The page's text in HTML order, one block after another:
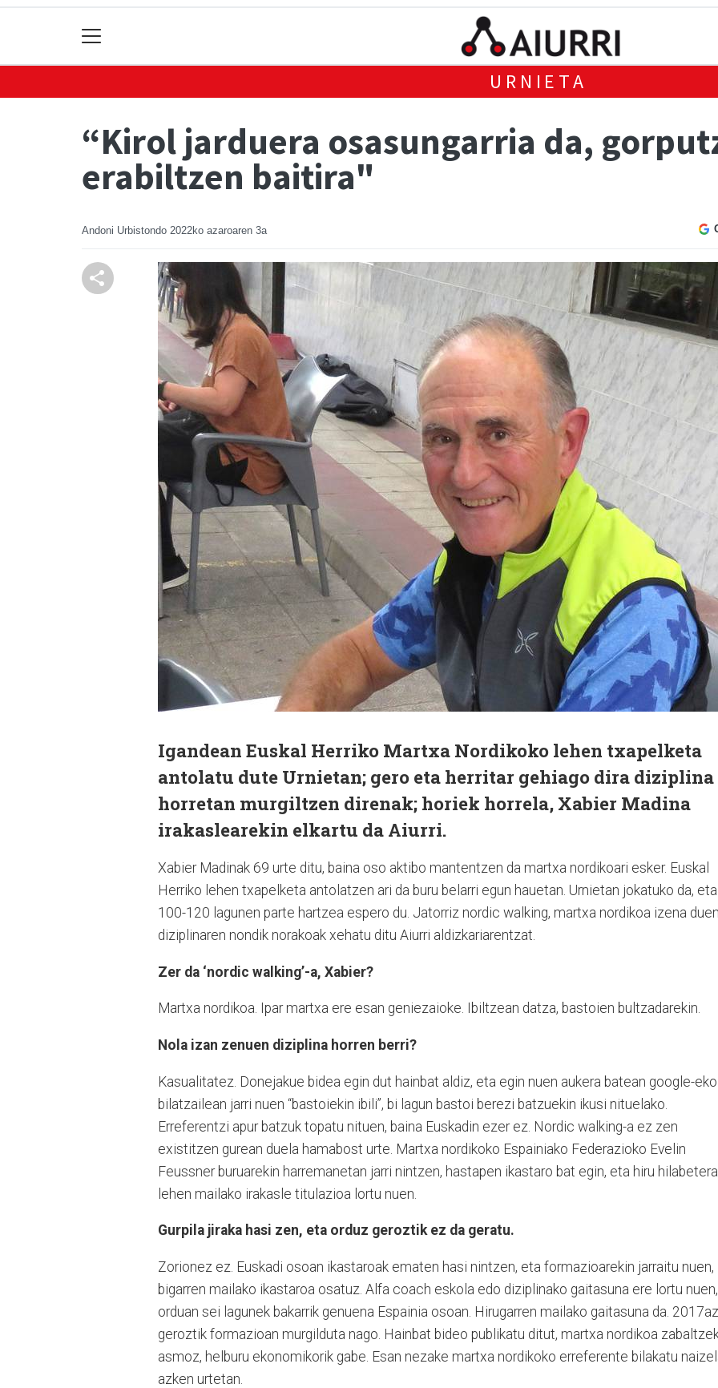
URNIETA
“Kirol jarduera osasungarria da,
erabiltzen baitira"
Andoni Urbistondo 2022ko azaroaren 3a
Igandean Euskal Herriko Martxa Nordikoko lehen txapelketa
antolatu dute Urnietan; gero eta herritar gehiago dira diziplina
horretan murgiltzen direnak; horiek horrela, Xabier Madina
irakaslearekin elkartu da Aiurri.
Xabier Madinak 69 urte ditu, baina oso aktibo mantentzen da martxa nordikoari esker. Euskal
Herriko lehen txapelketa antolatzen ari da buru belarri egun hauetan. Urnietan jokatuko da, eta
100-120 lagunen parte hartzea espero du. Jatorriz nordic walking, martxa nordikoa izena
diziplinaren nondik norakoak xehatu ditu Aiurri aldizkariarentzat.
Zer da ‘nordic walking’-a, Xabier?
Martxa nordikoa. Ipar martxa ere esan geniezaioke. Ibiltzean datza, bastoien bultzadarekin.
Nola izan zenuen diziplina horren berri?
Kasualitatez. Donejakue bidea egin dut hainbat aldiz, eta egin nuen aukera batean google-eko
bilatzailean jarri nuen “bastoiekin ibili”, bi lagun bastoi berezi batzuekin ikusi nituelako.
Erreferentzi apur batzuk topatu nituen, baina Euskadin ezer ez. Nordic walking-a ez zen
existitzen gurean duela hamabost urte. Martxa nordikoko Espainiako Federazioko Evelin
Feussner buruarekin harremanetan jarri nintzen, hastapen ikastaro bat egin, eta hiru hilabetera
lehen mailako irakasle titulazioa lortu nuen.
Gurpila jiraka hasi zen, eta orduz geroztik ez da geratu.
Zorionez ez. Euskadi osoan ikastaroak ematen hasi nintzen, eta formazioarekin jarraitu nuen,
bigarren mailako ikastaroa osatuz. Alfa coach eskola edo diziplinako gaitasuna ere lortu nuen,
orduan sei lagunek bakarrik genuena Espainia osoan. Hirugarren mailako gaitasuna da. 2017az
geroztik formazioan murgilduta nago. Hainbat bideo publikatu ditut, martxa nordikoa
asmoz, helburu ekonomikorik gabe. Esan nezake martxa nordikoko erreferente bilakatu
azken urtetan.